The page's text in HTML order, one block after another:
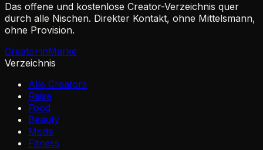
Das offene und kostenlose Creator-Verzeichnis quer
durch alle Nischen. Direkter Kontakt, ohne Mittelsmann,
ohne Provision.
Creator·inMarke
Verzeichnis
Alle Creators
Reise
Food
Beauty
Mode
Fitness